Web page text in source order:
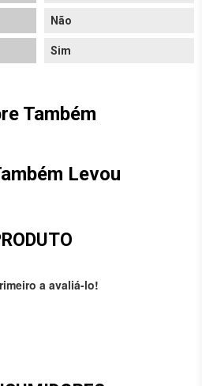
Não
Sim
Também
Levou
a avaliá-lo!